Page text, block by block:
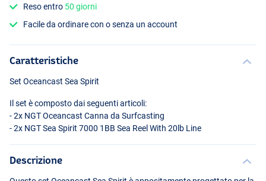
Reso entro 50 giorni
Facile da ordinare con o senza un account
Caratteristiche
Set Oceancast Sea Spirit
Il set è composto dai seguenti articoli:
- 2x NGTOceancast Canna da Surfcasting
- 2x NGTSea Spirit 7000 1BB Sea Reel With 20lb Line
Descrizione